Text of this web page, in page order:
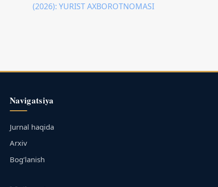
(2026): YURIST AXBOROTNOMASI
Navigatsiya
Jurnal haqida
Arxiv
Bog‘lanish